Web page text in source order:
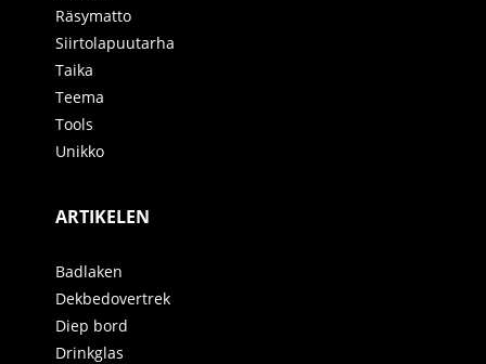
Räsymatto
Siirtolapuutarha
Taika
Teema
Tools
Unikko
ARTIKELEN
Badlaken
Dekbedovertrek
Diep bord
Drinkglas